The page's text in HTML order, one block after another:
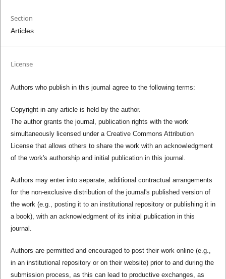
Section
Articles
License
Authors who publish in this journal agree to the following terms:
Copyright in any article is held by the author.
The author grants the journal, publication rights with the work
simultaneously licensed under a Creative Commons Attribution
License that allows others to share the work with an acknowledgment
of the work's authorship and initial publication in this journal.
Authors may enter into separate, additional contractual arrangements
for the non-exclusive distribution of the journal's published version of
the work (e.g., posting it to an institutional repository or publishing it in
a book), with an acknowledgment of its initial publication in this
journal.
Authors are permitted and encouraged to post their work online (e.g.,
in an institutional repository or on their website) prior to and during the
submission process, as this can lead to productive exchanges, as